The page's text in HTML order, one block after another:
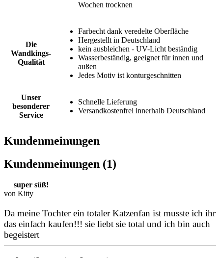
Wochen trocknen
Die
Wandkings-
Qualität
Farbecht dank veredelte Oberfläche
Hergestellt in Deutschland
kein ausbleichen - UV-Licht beständig
Wasserbeständig, geeignet für innen und
außen
Jedes Motiv ist konturgeschnitten
Unser
besonderer
Service
Schnelle Lieferung
Versandkostenfrei innerhalb Deutschland
Kundenmeinungen
Kundenmeinungen (1)
super süß!
von Kitty
Da meine Tochter ein totaler Katzenfan ist musste ich ihr
das einfach kaufen!!! sie liebt sie total und ich bin auch
begeistert